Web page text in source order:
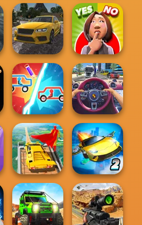
Zombies
Shooter
Snow Ride 3D
Real Drift
Multiplayer
Yes or No
Challenge
Draw Car Fight Traffic Jam 3D
Super Hero
Driving School
Ultimate Flying
Car 2